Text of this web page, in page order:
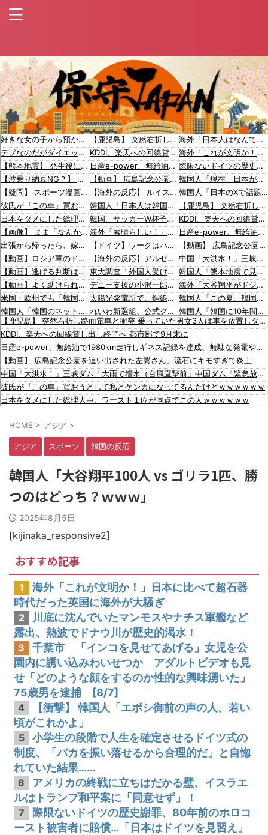
好きな女の子から預かったHDDの中から、とんでもないモノを発見してしまった
デブなのだがダイエットの極意を教えてほしい
【熊本地震】 発生後に居酒屋店内から温泉が吹き出す ← これ前触れじゃね？
【波乗り納豆NG？】 余計なもん食わないで納豆食っときゃ間違いないことが判明した
【疑問】 スポーツ漫画で退部する奴が「俺たちは楽しくやりたかったんだよ」って言い出す理由ｗｗｗｗｗ
彼氏が『この車』買おうとして私とケンカになってるんだけどｗｗｗｗｗｗ
日本をダメにした総理大臣、ワースト１位が同点でこの人ｗｗｗｗｗｗ
【画像】 まま「なんかプール入ってたら学生にめっちゃ見られたw」
出張から帰ったら、嫁の顔が青ざめていた。俺「一体何があったんだ？」嫁「…」→子供たちに話を聞くと…
【動画】ロシア軍のドローンをネット発射装置で撃墜するウクライナ。
【動画】逃げる判断はやっ！埼玉でスマホ運転のプリウスに当て逃げされる車載。
【動画】よく助けられたな。岐阜の川で外国人が溺れてしまう事故。
米国・欧州でも「韓国旅行」ブーム [8/7] [昆虫図鑑★]
韓国人「韓国のネットフリックスで初めて１位になった日本のコンテンツについて」「今シーズンは女性が可愛い」
韓国政府「3年前に石炭火発のアンモニア混焼で協力するっていったけどあれ取りやめな。政権変わったし」……韓国とまともな協力ができない理由、これなんですよね
入国拒否の半数が日本人!? 「オーストラリアで日本人女性が売春」
【移民政策反対】イオンの売り場で唐揚げを食う中国人の子供
【炎上】藤沢市「モスク建設と土葬も許可します」→3万人の反対署名も却下
【知ってた？】カナダ発ウェアブランド、lululemonが日本でオープン→店名は日本差別からできた？
イスラム指導者が授業!? 憲法違反だと批判〇到【さくらの解説】
91歳女性の遺体を遺棄したベトナム国籍の男が逮捕されました #移民 #外国人
【鹿児島】 突然右折し路面電車と衝突 乗っていた男女3人は車を放置しダッシュで逃走中
KDDI、楽天への回線貸し出し終了へ 都市部で9月末に
日産e-power、無給油で1980km走行しギネス記録を達成、無駄な発電や送電ロスなくEVよりエコを証明
【動画】 広島記念公園を追い出された左翼さん、流石にキモすぎて炎上
【海外の反応】 ルイス・アラエスがホーム生還時に珍判断【MLB】
韓国人「日本人は韓国が大好きなはずなのに、実は東南アジアの人たちと同列に見ているというのは本当なのですか？」
韓国、サッカーW杯予選で審判を性●接待して買収していたことが判明！ 日本も巻き込まれることに
海外「素晴らしい！」日本が買収したUSスチール驚異の大復活に米国人が大喜び
【ドイツ】ワークはハードだよ【ポーランドボール】
【海外の反応】アルゼンチン協会、FIFA会長に確固たる支持を表明「隠す気もないんだなｗ」
東大調査「外国人受け入れ反対」大幅増（20.7pt増）、若い世代で増加幅大
デニー支援の小沢一郎氏（一般人）、辺野古沖事故について「玉城デニー知事の責任ではないが、不幸な出来事を悪宣伝に利用する人がいる」
太陽光発電所で、銅線およそ2.2トン（時価およそ330万円相当）盗んだなど、ベトナム国籍（無職）２人逮捕、盗まれた銅線の半分はすでに売却 富山で「金属盗対策法違反（去年9月施行）」による検挙は初
れいわ新選組、公式グッズ半額セールｗｗｗｗ
小沢一郎氏、玉城デニー知事を全力応援表明 「このままでは勝てない」中道の態度を批判 玉城氏「小沢氏は政治の師匠」※中道は支援表明せず
韓国人「海外が想像する韓国人キャラクターのイメージがこちら・・・」
「猫が車を凝視してると思ったら、自分に見とれていた…」（動画）
16歳の清水空跳が100m10秒00を記録して桐生祥秀の高校記録を更新、海外陸上競技ファンも大衝撃（海外の反応）
海外「日本人はなんて気高いんだ！」 英高級紙も驚愕した極限の中の日本人の姿に世界が衝撃
海外「これが文明か！」日本に比べて超石器時代だった英国に海外が大騒ぎ
際限ないドイツの歴史謝罪、80年前のホロコースト被害者に賠償…「日本はドイツを見習え」
韓国人「現在、日本が密かに韓国からパクっているものがこちら…」→「これは言い訳できないｗｗ」＝韓国の反応
韓国人「日本のXで話題になったエアコンの臭いを消す方法をご覧ください」→「これマジ？」
【鹿児島】 突然右折し路面電車と衝突 乗っていた男女3人は車を放置しダッシュで逃走中
KDDI、楽天への回線貸し出し終了へ 都市部で9月末に
日産e-power、無給油で1980km走行しギネス記録を達成、無駄な発電や送電ロスなくEVよりエコを証明
【動画】 広島記念公園を追い出された左翼さん、流石にキモすぎて炎上
中国「大洪水！」三峡ダム「大雨で増水（台風直撃前」中国ダム「緊急放流！」中国鉄道「列車が走行中に流される」中国避難所「支援物資は有料です」謎の勢力「え」→
韓国人「熊本地震で見る日本の土木技術の完全勝利をご覧ください」→「これはすごいわ」「こういうのを見ると日本人は何か適当に作る感じがしない・・・」「あれがまさに経験値である」
海外「大谷翔平がドジャースでfWAR25.0到達！歴史的ペースに海外騒然…」
韓国人「この夏、韓国人が東京へ行くしかない理由がこちら…」→「快適そうでめちゃくちゃ羨ましい…（ﾌﾞﾙﾌﾞﾙ」＝韓国の反応
韓国人「韓国に10年間の出場権剥奪や過去ワールドカップ、オリンピック予選の記録削除を要求するFIFA公式制裁を海外メディアが報道！」
韓国人「韓国人の日本への好感度が最高記録を達成した理由」
海外「大谷翔平が1試合2発！完全に人間離れしているんだが…」
韓国人「日本の女子高生のセーラー服と外国人観光客の関係性」
韓国人「広告塔としても活躍…」大谷翔平が『日立建機』ブランドアンバサダーに就任、来年4月に社名変更で国内外へ発信へ
【鹿児島】 突然右折し路面電車と衝突 乗っていた男女3人は車を放置しダッシュで逃走中
KDDI、楽天への回線貸し出し終了へ 都市部で9月末に
日産e-power、無給油で1980km走行しギネス記録を達成、無駄な発電や送電ロスなくEVよりエコを証明
【動画】 広島記念公園を追い出された左翼さん、流石にキモすぎて炎上
中国「大洪水！」三峡ダム「大雨で増水（台風直撃前」中国ダム「緊急放流！」中国鉄道「列車が走行中に流される」中国避難所「支援物資は有料です」謎の勢力「え」→
彼氏が『この車』買おうとして私とケンカになってるんだけどｗｗｗｗｗｗ
日本をダメにした総理大臣、ワースト１位が同点でこの人ｗｗｗｗｗｗ
千葉市 「インコを見せてあげる」女児を公園内に誘い込みわいせつか アダルトビデオも見せ「どのような顔をするのか性的な興味湧いた」75歳男を逮捕 [8/7]
韓国人「韓国人の日本への好感度が最高記録を達成した理由」
HOME > アジア >
アジア スポーツ 韓国の反応
韓国人「大谷翔平100人 vs ゴリラ1匹、勝
つのはどっち？ｗｗｗ」
2025年8月5日
[kijinaka_responsive2]
おすすめ記事
1
海外「これが文明か！」日本に比べて超石器
時代だった英国に海外が大騒ぎ
2
川底に沈んでいたマンモスやナチス軍艦など
露出、熱波でドナウ川が歴史的渇水！
3
千葉市 「インコを見せてあげる」女児を公
園内に誘い込みわいせつか アダルトビデオも見
せ「どのような顔をするのか性的な興味湧いた」
75歳男を逮捕 [8/7]
4
【衝撃】 韓国人「エボシ御前の声の人、若い
頃がこれかよ」
5
小学生の段階で人生を確定させるドイツ式の
制度、「バカを振い落せるから合理的だ」と自惚
れていた結果……
6
アメリカの終戦に立ちはだかる壁、イスラエ
ルはトランプ和平案に「同意せず」！
7
際限ないドイツの歴史謝罪、80年前のホロコ
ースト被害者に賠償…「日本はドイツを見習え」